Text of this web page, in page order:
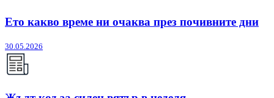
Ето какво време ни очаква през почивните дни
30.05.2026